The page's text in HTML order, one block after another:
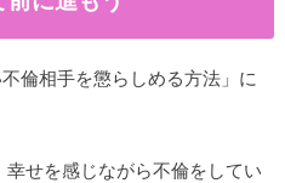
倫相手を懲らしめる方法」に
せを感じながら不倫をしてい